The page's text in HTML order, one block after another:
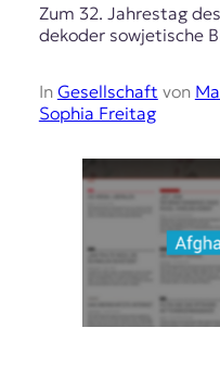
Zum 32. Jahrestag
dekoder sowjetische
In Gesellschaft von
Sophia Freitag